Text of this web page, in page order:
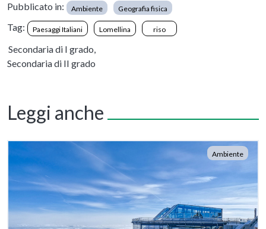
Pubblicato in: Ambiente Geografia fisica
Tag: Paesaggi Italiani Lomellina riso
Secondaria di I grado,
Secondaria di II grado
Leggi anche
Ambiente